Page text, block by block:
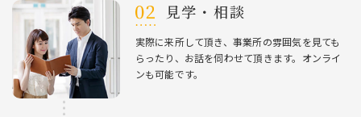
⾒学・相談
実際に来所して頂き、事業所の雰囲気を⾒ても
らったり、お話を伺わせて頂きます。オンライ
ンも可能です。